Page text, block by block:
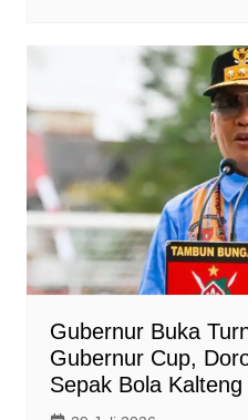
Gubernur Buka
Gubernur Cup,
Sepak Bola Kalteng